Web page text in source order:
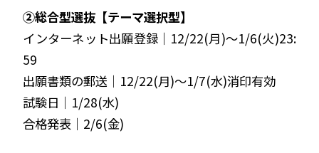
②総合型選抜【テーマ選択型】
インターネット出願登録｜12/22(月)〜1/6(火)23:
59
出願書類の郵送｜12/22(月)〜1/7(水)消印有効
試験日｜1/28(水)
合格発表｜2/6(金)